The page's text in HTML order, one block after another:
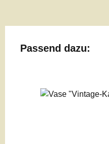
Produktgalerie
Passend dazu: